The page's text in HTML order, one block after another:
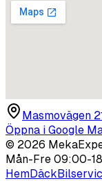
Masmovägen
Öppna i Google
© 2026
Mån-Fre 09:00-
HemDäck